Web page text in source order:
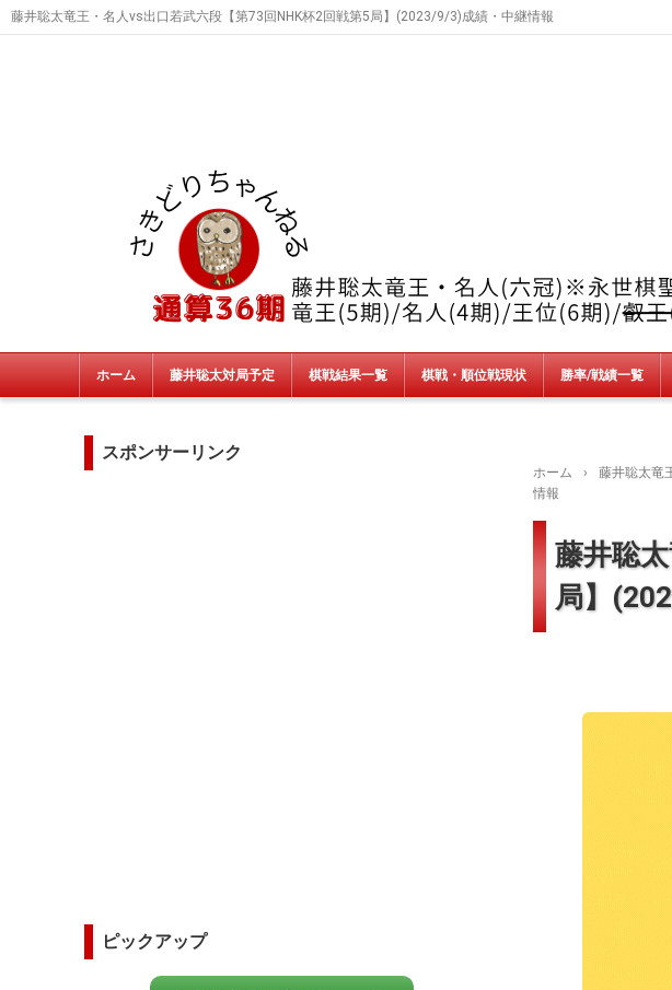
藤井聡太竜王・名人vs出口若武六段【第73回NHK杯2回戦第5局】(2023/9/3)成績・中継情報
ホーム 藤井聡太対局予定 棋戦結果一覧 棋戦・順位戦現状 勝率/戦績一覧
ホーム › 藤井聡太竜
情報
藤井聡
局】
スポンサーリンク
ピックアップ